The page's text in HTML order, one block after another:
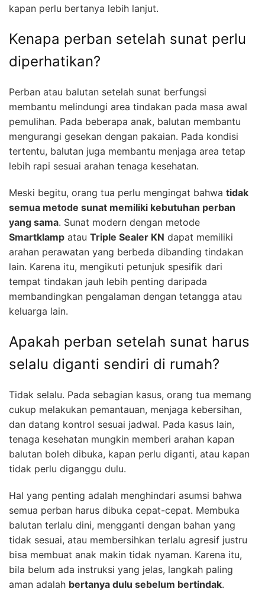
kapan perlu bertanya lebih lanjut.
Kenapa perban setelah sunat perlu
diperhatikan?
Perban atau balutan setelah sunat berfungsi
membantu melindungi area tindakan pada masa awal
pemulihan. Pada beberapa anak, balutan membantu
mengurangi gesekan dengan pakaian. Pada kondisi
tertentu, balutan juga membantu menjaga area tetap
lebih rapi sesuai arahan tenaga kesehatan.
Meski begitu, orang tua perlu mengingat bahwa tidak
semua metode sunat memiliki kebutuhan perban
yang sama. Sunat modern dengan metode
Smartklamp atau Triple Sealer KN dapat memiliki
arahan perawatan yang berbeda dibanding tindakan
lain. Karena itu, mengikuti petunjuk spesifik dari
tempat tindakan jauh lebih penting daripada
membandingkan pengalaman dengan tetangga atau
keluarga lain.
Apakah perban setelah sunat harus
selalu diganti sendiri di rumah?
Tidak selalu. Pada sebagian kasus, orang tua memang
cukup melakukan pemantauan, menjaga kebersihan,
dan datang kontrol sesuai jadwal. Pada kasus lain,
tenaga kesehatan mungkin memberi arahan kapan
balutan boleh dibuka, kapan perlu diganti, atau kapan
tidak perlu diganggu dulu.
Hal yang penting adalah menghindari asumsi bahwa
semua perban harus dibuka cepat-cepat. Membuka
balutan terlalu dini, mengganti dengan bahan yang
tidak sesuai, atau membersihkan terlalu agresif justru
bisa membuat anak makin tidak nyaman. Karena itu,
bila belum ada instruksi yang jelas, langkah paling
aman adalah bertanya dulu sebelum bertindak.